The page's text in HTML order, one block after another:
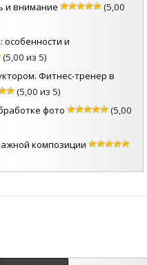
и внимание
(5,00
особенности и
(5,00 из 5)
Фитнес-тренер в
(5,00 из 5)
фото
(5,00
композиции